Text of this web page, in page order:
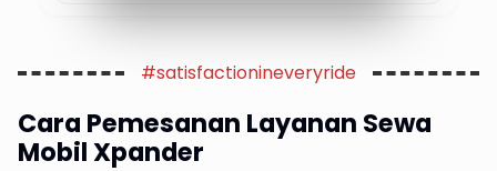
#satisfactionineveryride
Cara Pemesanan Layanan Sewa
Mobil Xpander